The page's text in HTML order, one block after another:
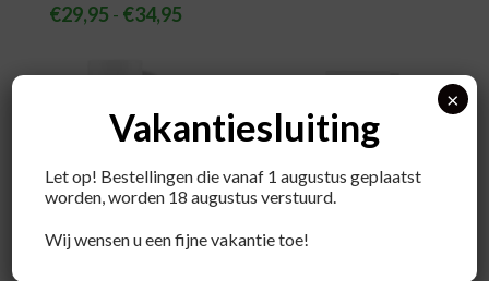
€29,95 - €34,95
Vakantiesluiting
Let op! Bestellingen die vanaf 1 augustus geplaatst
worden, worden 18 augustus verstuurd.
Wij wensen u een fijne vakantie toe!
×